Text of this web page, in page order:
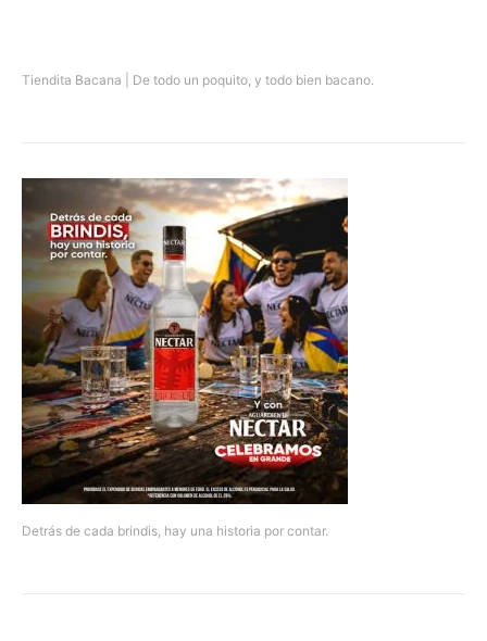
Tiendita Bacana | De todo un poquito, y todo bien bacano.
Detrás de cada brindis, hay una historia por contar.